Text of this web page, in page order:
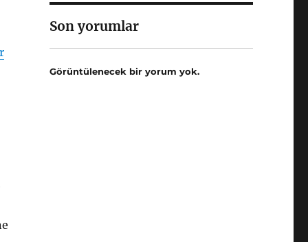
Son yorumlar
Görüntülenecek bir yorum yok.